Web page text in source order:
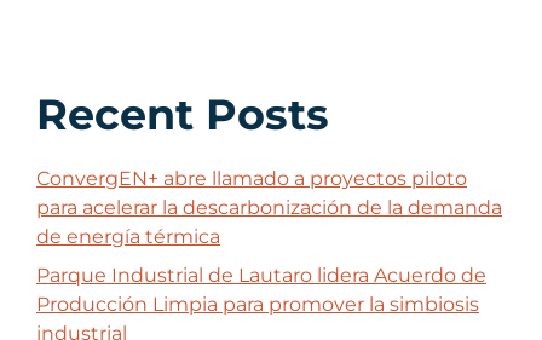
Recent Posts
ConvergEN+ abre llamado a proyectos piloto
para acelerar la descarbonización de la demanda
de energía térmica
Parque Industrial de Lautaro lidera Acuerdo de
Producción Limpia para promover la simbiosis
industrial